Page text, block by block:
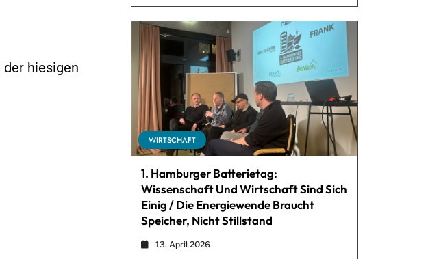
hiesigen
WIRTSCHAFT
1. Hamburger Batterietag:
Wissenschaft Und Wirtschaft Sind Sich
Einig / Die Energiewende Braucht
Speicher, Nicht Stillstand
13. April 2026